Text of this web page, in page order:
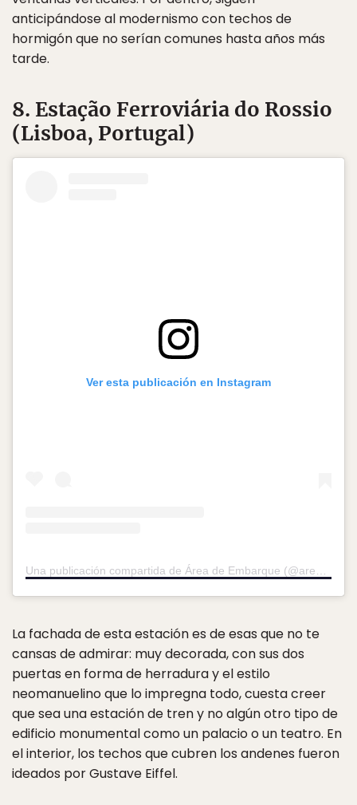
anticipándose al modernismo con techos de
hormigón que no serían comunes hasta años más
tarde.
8. Estação Ferroviária do Rossio
(Lisboa, Portugal)
Ver esta publicación en Instagram
Una publicación compartida de Área de Embarque (@area_de_embarque)
La fachada de esta estación es de esas que no te
cansas de admirar: muy decorada, con sus dos
puertas en forma de herradura y el estilo
neomanuelino que lo impregna todo, cuesta creer
que sea una estación de tren y no algún otro tipo de
edificio monumental como un palacio o un teatro. En
el interior, los techos que cubren los andenes fueron
ideados por Gustave Eiffel.